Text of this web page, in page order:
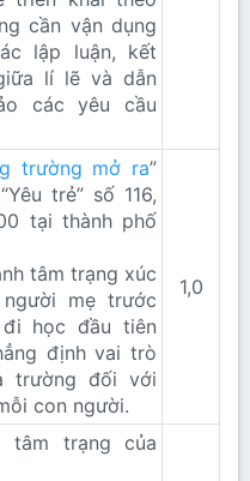
cần vận dụng
lập luận, kết
lí lẽ và dẫn
các yêu cầu
trường mở ra”
trẻ” số 116,
tại thành phố
tâm trạng xúc
mẹ trước
học đầu tiên
định vai trò
trường đối với
con người.
1,0​
tâm trạng của